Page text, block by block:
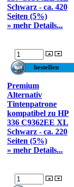
Schwarz - ca. 420
Seiten (5%)
» mehr Details...
Premium
Alternativ
Tintenpatrone
kompatibel zu HP
336 C9362EE XL
Schwarz - ca. 220
Seiten (5%)
» mehr Details...